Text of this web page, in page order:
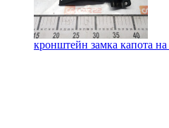
кронштейн замка капота на